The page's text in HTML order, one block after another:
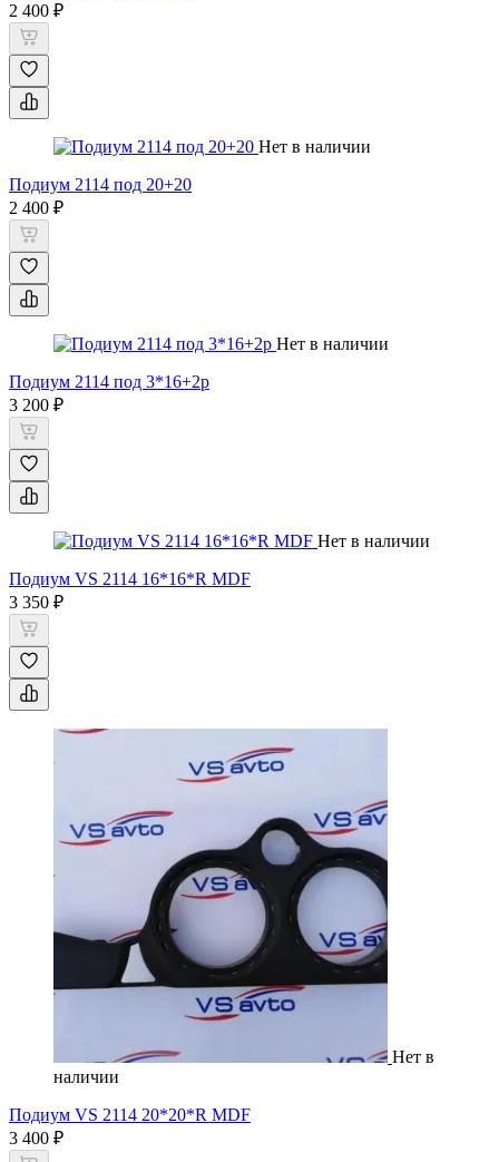
2 400 ₽
Нет в наличии
Подиум 2114 под 20+20
2 400 ₽
Нет в наличии
Подиум 2114 под 3*16+2р
3 200 ₽
Нет в наличии
Подиум VS 2114 16*16*R MDF
3 350 ₽
Нет в
наличии
Подиум VS 2114 20*20*R MDF
3 400 ₽